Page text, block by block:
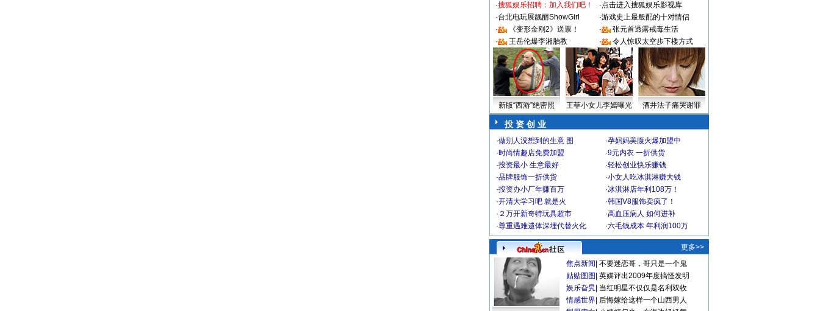
·搜狐娱乐招聘：加入我们吧！ ·点击进入搜狐娱乐影视库
·台北电玩展靓丽ShowGirl ·游戏史上最般配的十对情侣
·
《变形金刚2》送票！ ·
张元首透露戒毒生活
·
王岳伦爆李湘胎教 · 令人惊叹太空步下楼方式
新版“西游”绝密照 王菲小女儿李嫣曝光 酒井法子痛哭谢罪
投 资 创 业
·做别人没想到的生意 图 ·孕妈妈美腹火爆加盟中
·时尚情趣店免费加盟 ·9元内衣 一折供货
·投资最小 生意最好 ·轻松创业快乐赚钱
·品牌服饰一折供货 ·小女人吃冰淇淋赚大钱
·投资办小厂年赚百万 ·冰淇淋店年利108万！
·开清大学习吧 就是火 ·韩国V8服饰卖疯了！
· ２万开新奇特玩具超市 ·高血压病人 如何进补
·尊重遇难遗体深埋代替火化 ·六毛钱成本 年利润100万
更多>>
焦点新闻 不要迷恋哥，哥只是一个鬼
贴贴图图 英媒评出2009年度搞怪发明
娱乐旮旯 当红明星不仅仅是名利双收
情感世界 后悔嫁给这样一个山西男人